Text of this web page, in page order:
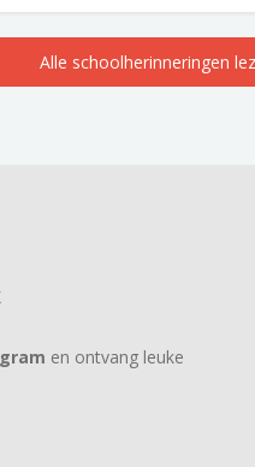
Alle schoolherinneringen
en ontvang leuke